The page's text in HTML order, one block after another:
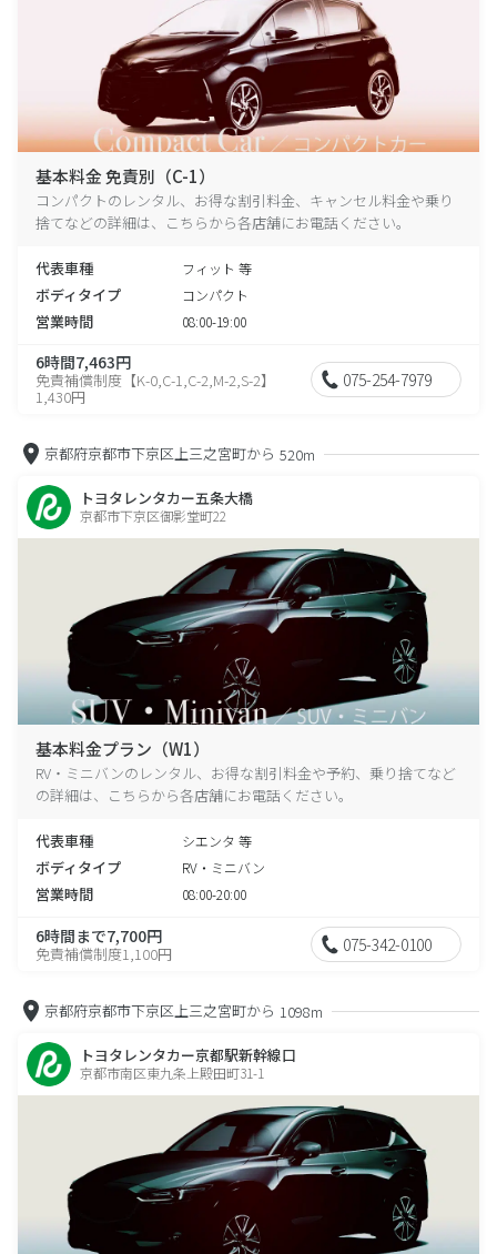
基本料金 免責別（C-1）
コンパクトのレンタル、お得な割引料金、キャンセル料金や乗り
捨てなどの詳細は、こちらから各店舗にお電話ください。
代表車種 フィット 等
ボディタイプ コンパクト
営業時間 08:00-19:00
6時間7,463円
免責補償制度【K-0,C-1,C-2,M-2,S-2】
1,430円
075-254-7979
京都府京都市下京区上三之宮町から 520m
トヨタレンタカー五条大橋
京都市下京区御影堂町22
基本料金プラン（W1）
RV・ミニバンのレンタル、お得な割引料金や予約、乗り捨てなど
の詳細は、こちらから各店舗にお電話ください。
代表車種 シエンタ 等
ボディタイプ RV・ミニバン
営業時間 08:00-20:00
6時間まで7,700円
免責補償制度1,100円 075-342-0100
京都府京都市下京区上三之宮町から 1098m
トヨタレンタカー京都駅新幹線口
京都市南区東九条上殿田町31-1